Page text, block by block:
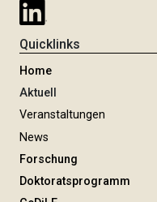
Quicklinks
Home
Aktuell
Veranstaltungen
News
Forschung
Doktoratsprogramm